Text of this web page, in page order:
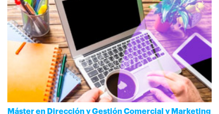
Máster en Dirección y Gestión Comercial y Marketing